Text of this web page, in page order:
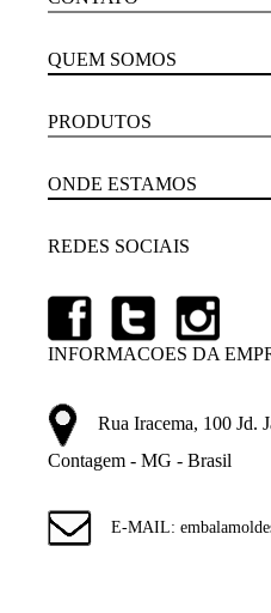
QUEM SOMOS
PRODUTOS
ONDE ESTAMOS
REDES SOCIAIS
INFORMACOES DA
Rua Iracema, 100 Jd.
Contagem - MG - Brasil
E-MAIL: